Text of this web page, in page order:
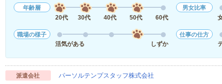
年齢層
20代
30代 40代 50代 60代
男女比率
職場の様子
活気がある
しずか
仕事の仕方
派遣会社 パーソルテンプスタッフ株式会社